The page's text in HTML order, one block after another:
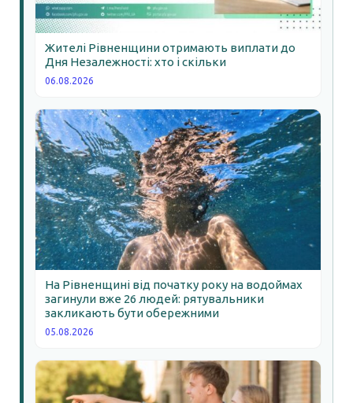
Жителі Рівненщини отримають виплати до
Дня Незалежності: хто і скільки
06.08.2026
На Рівненщині від початку року на водоймах
загинули вже 26 людей: рятувальники
закликають бути обережними
05.08.2026